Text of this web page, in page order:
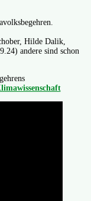
Hilde Dalik,
andere sind schon